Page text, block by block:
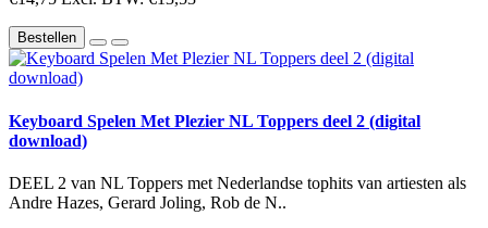
Bestellen
Keyboard Spelen Met Plezier NL Toppers deel 2 (digital
download)
DEEL 2 van NL Toppers met Nederlandse tophits van artiesten als
Andre Hazes, Gerard Joling, Rob de N..